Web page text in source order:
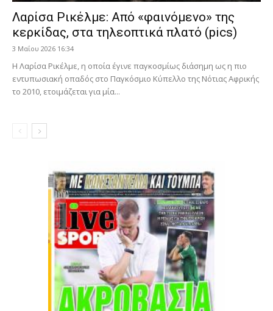
Λαρίσα Ρικέλμε: Από «φαινόμενο» της
κερκίδας, στα τηλεοπτικά πλατό (pics)
3 Μαΐου 2026 16:34
Η Λαρίσα Ρικέλμε, η οποία έγινε παγκοσμίως διάσημη ως η πιο
εντυπωσιακή οπαδός στο Παγκόσμιο Κύπελλο της Νότιας Αφρικής
το 2010, ετοιμάζεται για μία...